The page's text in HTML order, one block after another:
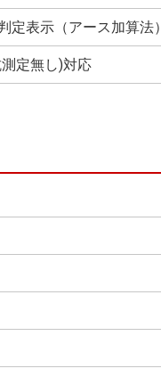
定表示（アース加算法）
定無し)対応